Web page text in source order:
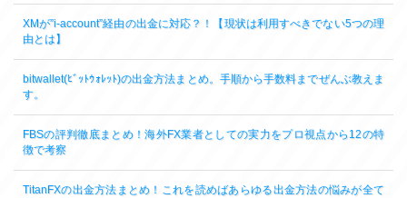
XMが”i-account”経由の出金に対応？！【現状は利用すべきでない5つの理
由とは】
bitwallet(ﾋﾞｯﾄｳｫﾚｯﾄ)の出金方法まとめ。手順から手数料までぜんぶ教えま
す。
FBSの評判徹底まとめ！海外FX業者としての実力をプロ視点から12の特
徴で考察
TitanFXの出金方法まとめ！これを読めばあらゆる出金方法の悩みが全て